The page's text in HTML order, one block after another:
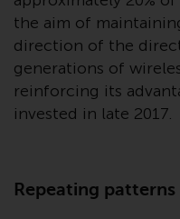
zur Abgabe
Kauf von
von
verbundenen
einer
the aim of
direction of the
generations of
reinforcing its
invested in late 2017.
Repeating patterns